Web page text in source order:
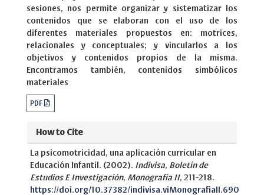
sesiones, nos permite organizar y sistematizar los
contenidos que se elaboran con el uso de los
diferentes materiales propuestos en: motrices,
relacionales y conceptuales; y vincularlos a los
objetivos y contenidos propios de la misma.
Encontramos también, contenidos simbólicos
materiales
PDF
How to Cite
La psicomotricidad, una aplicación curricular en
Educación Infantil. (2002). Indivisa, Boletín de
Estudios E Investigación, Monografía II, 211-218.
https://doi.org/10.37382/indivisa.viMonografiaII.690